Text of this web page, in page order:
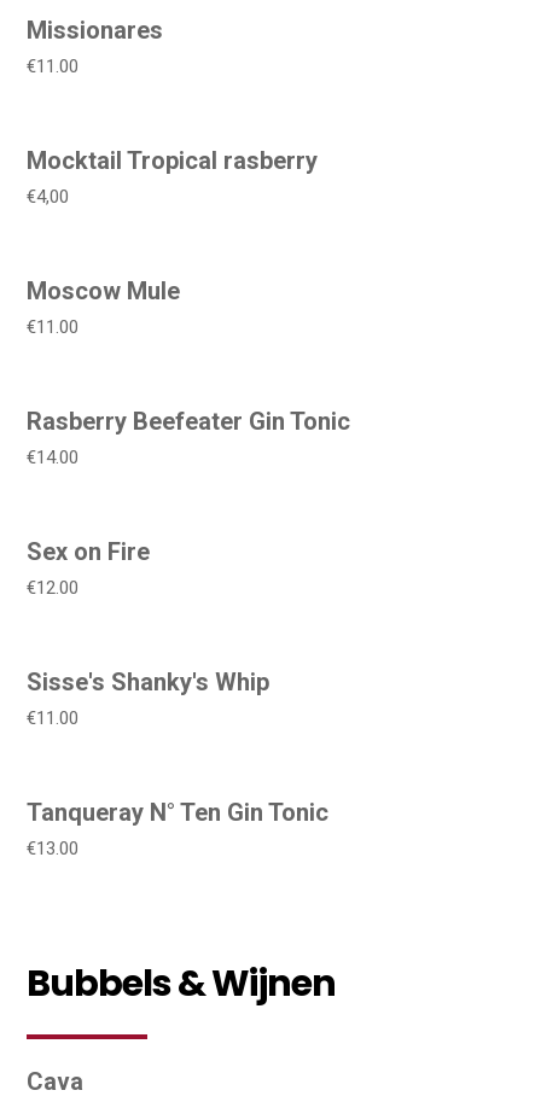
Missionares
€11.00
Mocktail Tropical rasberry
€4,00
Moscow Mule
€11.00
Rasberry Beefeater Gin Tonic
€14.00
Sex on Fire
€12.00
Sisse's Shanky's Whip
€11.00
Tanqueray N° Ten Gin Tonic
€13.00
Bubbels & Wijnen
Cava